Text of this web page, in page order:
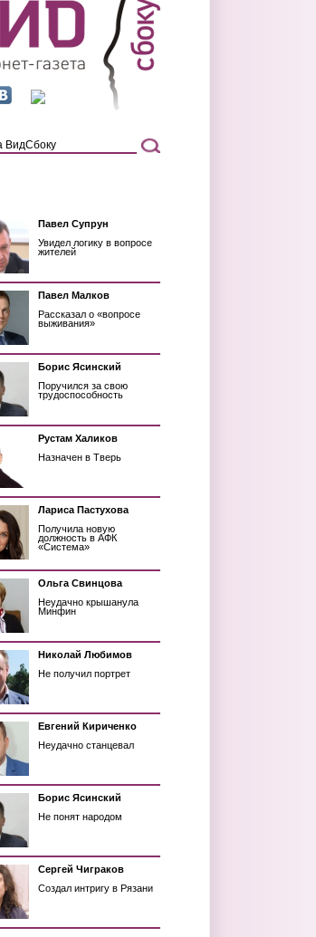
Павел Супрун
Увидел логику в вопросе
жителей
Павел Малков
Рассказал о «вопросе
выживания»
Борис Ясинский
Поручился за свою
трудоспособность
Рустам Халиков
Назначен в Тверь
Лариса Пастухова
Получила новую
должность в АФК
«Система»
Ольга Свинцова
Неудачно крышанула
Минфин
Николай Любимов
Не получил портрет
Евгений Кириченко
Неудачно станцевал
Борис Ясинский
Не понят народом
Сергей Чиграков
Создал интригу в Рязани